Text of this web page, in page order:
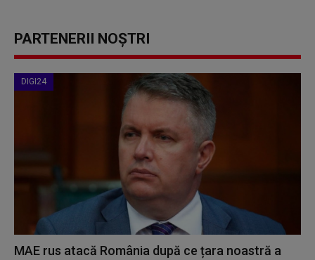
PARTENERII NOȘTRI
DIGI24
MAE rus atacă România după ce țara noastră a